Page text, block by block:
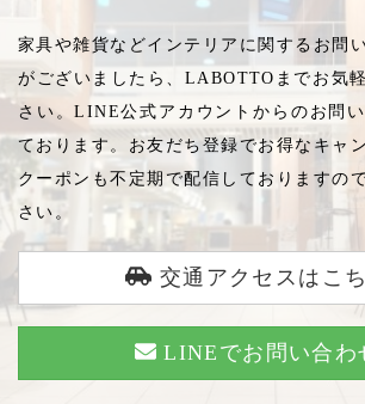
家具や雑貨などインテリアに関するお問
がございましたら、LABOTTOまでお気
さい。LINE公式アカウントからのお問
ております。お友だち登録でお得なキャ
クーポンも不定期で配信しておりますの
さい。
交通アクセスはこ
LINEでお問い合わ